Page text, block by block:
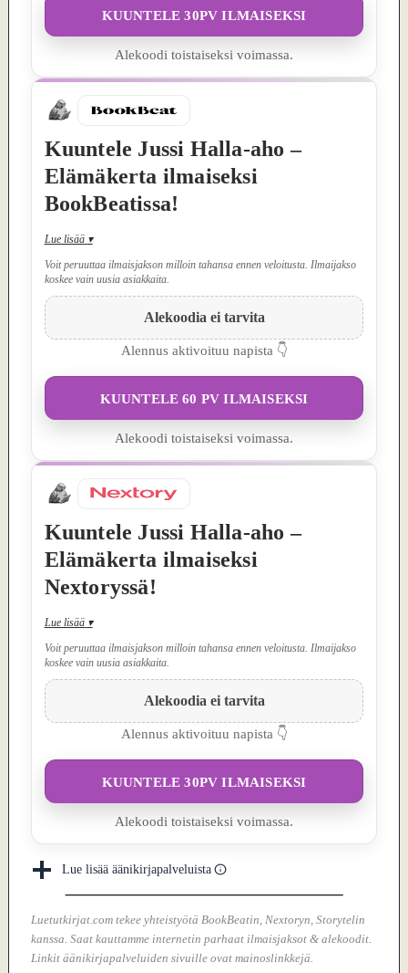
KUUNTELE 30PV ILMAISEKSI
Alekoodi toistaiseksi voimassa.
Kuuntele Jussi Halla-aho –
Elämäkerta ilmaiseksi
BookBeatissa!
Lue lisää ▾
Voit peruuttaa ilmaisjakson milloin tahansa ennen veloitusta. Ilmaijakso
koskee vain uusia asiakkaita.
Alekoodia ei tarvita
Alennus aktivoituu napista 👇
KUUNTELE 60 PV ILMAISEKSI
Alekoodi toistaiseksi voimassa.
Kuuntele Jussi Halla-aho –
Elämäkerta ilmaiseksi
Nextoryssä!
Lue lisää ▾
Voit peruuttaa ilmaisjakson milloin tahansa ennen veloitusta. Ilmaijakso
koskee vain uusia asiakkaita.
Alekoodia ei tarvita
Alennus aktivoituu napista 👇
KUUNTELE 30PV ILMAISEKSI
Alekoodi toistaiseksi voimassa.
Lue lisää äänikirjapalveluista
Luetutkirjat.com tekee yhteistyötä BookBeatin, Nextoryn, Storytelin
kanssa. Saat kauttamme internetin parhaat ilmaisjaksot & alekoodit.
Linkit äänikirjapalveluiden sivuille ovat mainoslinkkejä.